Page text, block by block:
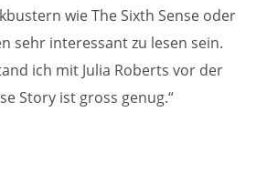
wie The Sixth Sense oder
sehr interessant zu lesen sein.
ich mit Julia Roberts vor der
Story ist gross genug.“